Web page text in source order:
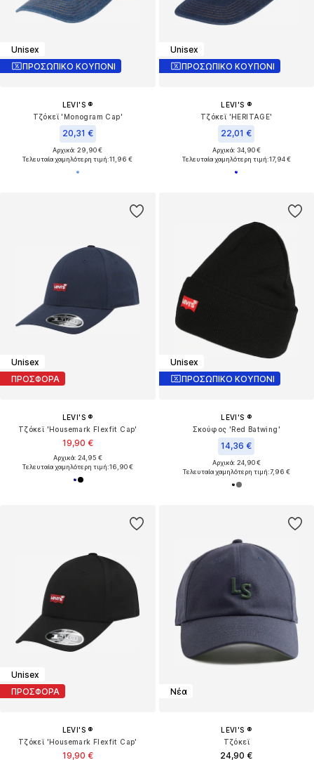
Unisex
ΠΡΟΣΩΠΙΚΟ ΚΟΥΠΟΝΙ
LEVI'S ®
Τζόκεϊ 'Monogram Cap'
20,31 €
Αρχικά: 29,90 €
Τελευταία χαμηλότερη τιμή:11,96 €
Unisex
ΠΡΟΣΩΠΙΚΟ ΚΟΥΠΟΝΙ
LEVI'S ®
Τζόκεϊ 'HERITAGE'
22,01 €
Αρχικά: 34,90 €
Τελευταία χαμηλότερη τιμή:17,94 €
Unisex
ΠΡΟΣΦΟΡΑ
LEVI'S ®
Τζόκεϊ 'Housemark Flexfit Cap'
19,90 €
Αρχικά: 24,95 €
Τελευταία χαμηλότερη τιμή:16,90 €
Unisex
ΠΡΟΣΩΠΙΚΟ ΚΟΥΠΟΝΙ
LEVI'S ®
Σκούφος 'Red Batwing'
14,36 €
Αρχικά: 24,90 €
Τελευταία χαμηλότερη τιμή:7,96 €
Unisex
ΠΡΟΣΦΟΡΑ
LEVI'S ®
Τζόκεϊ 'Housemark Flexfit Cap'
19,90 €
Νέα
LEVI'S ®
Τζόκεϊ
24,90 €